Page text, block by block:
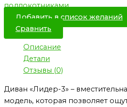
подлокотниками
Добавить в список желаний
Сравнить
Описание
Детали
Отзывы (0)
Диван «Лидер-3» –
модель, которая позволяет